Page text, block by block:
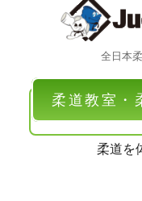
全日本
柔道教室・
柔道を